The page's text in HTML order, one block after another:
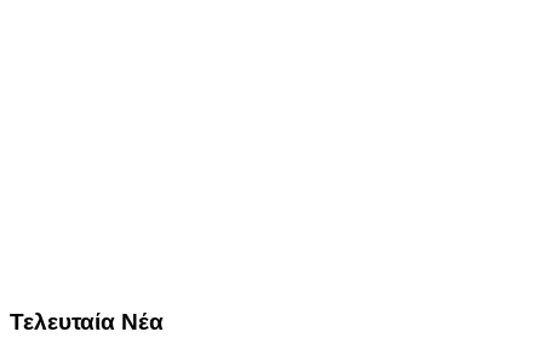
Τελευταία Νέα